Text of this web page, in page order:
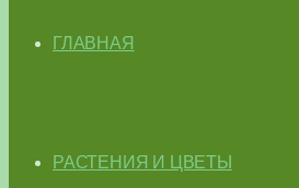
ГЛАВНАЯ
РАСТЕНИЯ И ЦВЕТЫ